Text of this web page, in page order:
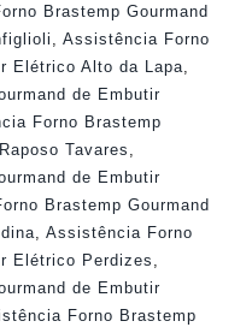
Brastemp Gourmand
, Assistência Forno
Elétrico Alto da Lapa,
de Embutir
Forno Brastemp
Tavares ,
de Embutir
Brastemp Gourmand
, Assistência Forno
Elétrico Perdizes ,
de Embutir
Forno Brastemp